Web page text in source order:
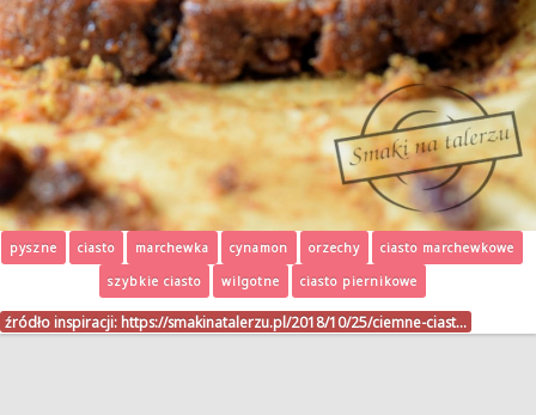
pyszne ciasto marchewka cynamon orzechy
ciasto marchewkowe
szybkie ciasto
wilgotne ciasto piernikowe
źródło inspiracji: https://smakinatalerzu.pl/2018/10/25/ciemne-ciast…